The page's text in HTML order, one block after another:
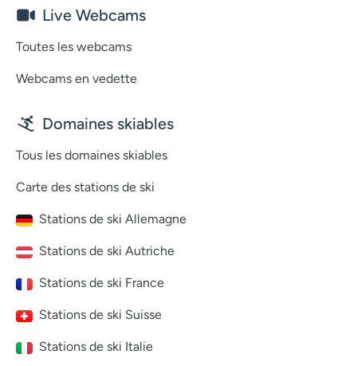
Live Webcams
Toutes les webcams
Webcams en vedette
Domaines skiables
Tous les domaines skiables
Carte des stations de ski
Stations de ski Allemagne
Stations de ski Autriche
Stations de ski France
Stations de ski Suisse
Stations de ski Italie